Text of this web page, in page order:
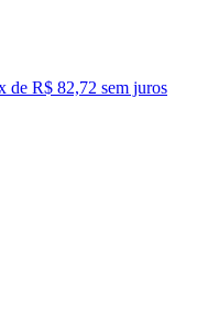
de R$ 82,72 sem juros